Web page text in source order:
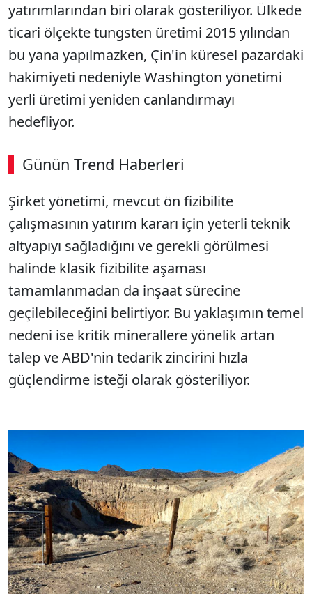
yatırımlarından biri olarak gösteriliyor. Ülkede
ticari ölçekte tungsten üretimi 2015 yılından
bu yana yapılmazken, Çin'in küresel pazardaki
hakimiyeti nedeniyle Washington yönetimi
yerli üretimi yeniden canlandırmayı
hedefliyor.
Günün Trend Haberleri
00:02 / 06:57
Şirket yönetimi, mevcut ön fizibilite
çalışmasının yatırım kararı için yeterli teknik
altyapıyı sağladığını ve gerekli görülmesi
halinde klasik fizibilite aşaması
tamamlanmadan da inşaat sürecine
geçilebileceğini belirtiyor. Bu yaklaşımın temel
nedeni ise kritik minerallere yönelik artan
talep ve ABD'nin tedarik zincirini hızla
güçlendirme isteği olarak gösteriliyor.